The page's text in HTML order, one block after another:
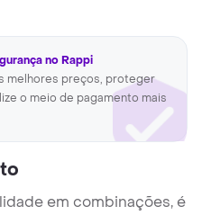
no Rappi
melhores preços, proteger
o meio de pagamento mais
em combinações, é